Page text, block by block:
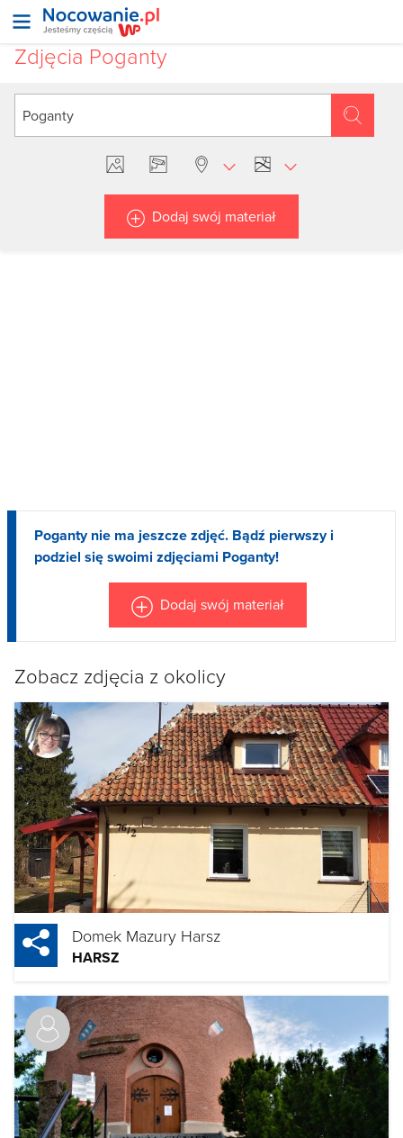
Zdjęcia Poganty
Dodaj swój materiał
Poganty nie ma jeszcze zdjęć. Bądź pierwszy i
podziel się swoimi zdjęciami Poganty!
Dodaj swój materiał
Zobacz zdjęcia z okolicy
Domek Mazury Harsz
HARSZ